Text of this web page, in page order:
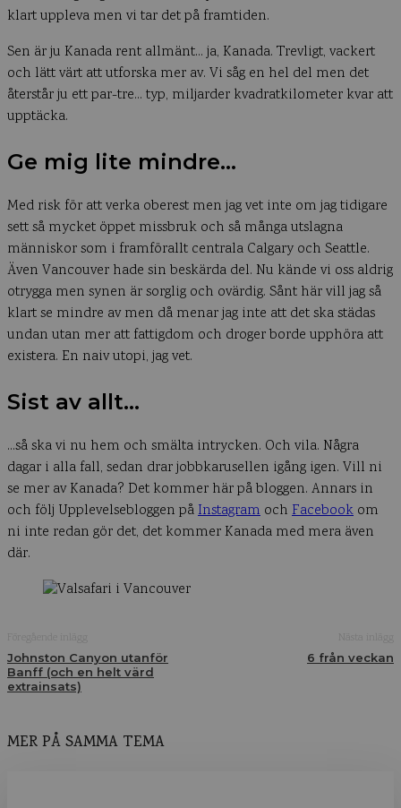
klart uppleva men vi tar det på framtiden.
Sen är ju Kanada rent allmänt… ja, Kanada. Trevligt, vackert
och lätt värt att utforska mer av. Vi såg en hel del men det
återstår ju ett par-tre… typ, miljarder kvadratkilometer kvar att
upptäcka.
Ge mig lite mindre…
Med risk för att verka oberest men jag vet inte om jag tidigare
sett så mycket öppet missbruk och så många utslagna
människor som i framförallt centrala Calgary och Seattle.
Även Vancouver hade sin beskärda del. Nu kände vi oss aldrig
otrygga men synen är sorglig och ovärdig. Sånt här vill jag så
klart se mindre av men då menar jag inte att det ska städas
undan utan mer att fattigdom och droger borde upphöra att
existera. En naiv utopi, jag vet.
Sist av allt…
…så ska vi nu hem och smälta intrycken. Och vila. Några
dagar i alla fall, sedan drar jobbkarusellen igång igen. Vill ni
se mer av Kanada? Det kommer här på bloggen. Annars in
och följ Upplevelsebloggen påInstagram och Facebook om
ni inte redan gör det, det kommer Kanada med mera även
där.
Johnston Canyon utanför
Banff (och en helt värd
extrainsats)
6 från veckan
MER PÅ SAMMA TEMA